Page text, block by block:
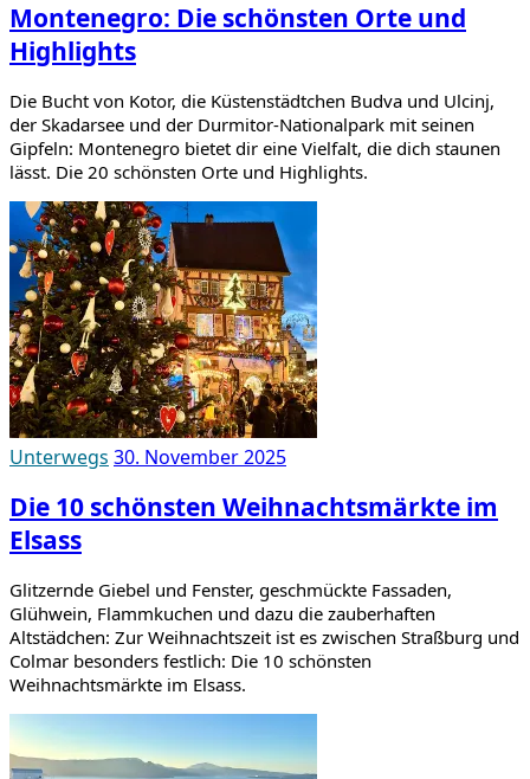
Montenegro: Die schönsten Orte und
Highlights
Die Bucht von Kotor, die Küstenstädtchen Budva und Ulcinj,
der Skadarsee und der Durmitor-Nationalpark mit seinen
Gipfeln: Montenegro bietet dir eine Vielfalt, die dich staunen
lässt. Die 20 schönsten Orte und Highlights.
Unterwegs 30. November 2025
Die 10 schönsten Weihnachtsmärkte im
Elsass
Glitzernde Giebel und Fenster, geschmückte Fassaden,
Glühwein, Flammkuchen und dazu die zauberhaften
Altstädchen: Zur Weihnachtszeit ist es zwischen Straßburg und
Colmar besonders festlich: Die 10 schönsten
Weihnachtsmärkte im Elsass.